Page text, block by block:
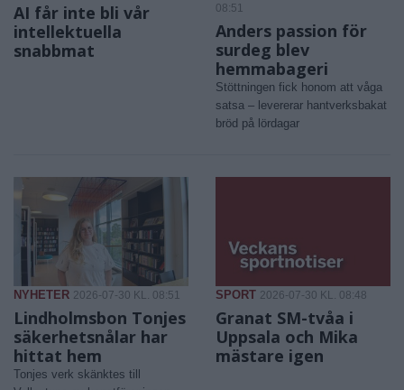
AI får inte bli vår
intellektuella
snabbmat
08:51
Anders passion för
surdeg blev
hemmabageri
Stöttningen fick honom att våga
satsa – levererar hantverksbakat
bröd på lördagar
NYHETER 2026-07-30 KL. 08:51
Lindholmsbon Tonjes
säkerhetsnålar har
hittat hem
Tonjes verk skänktes till
SPORT 2026-07-30 KL. 08:48
Granat SM-tvåa i
Uppsala och Mika
mästare igen